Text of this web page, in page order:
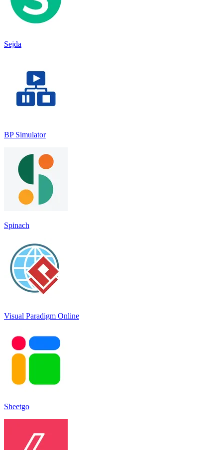
Sejda
BP Simulator
Spinach
Visual Paradigm Online
Sheetgo